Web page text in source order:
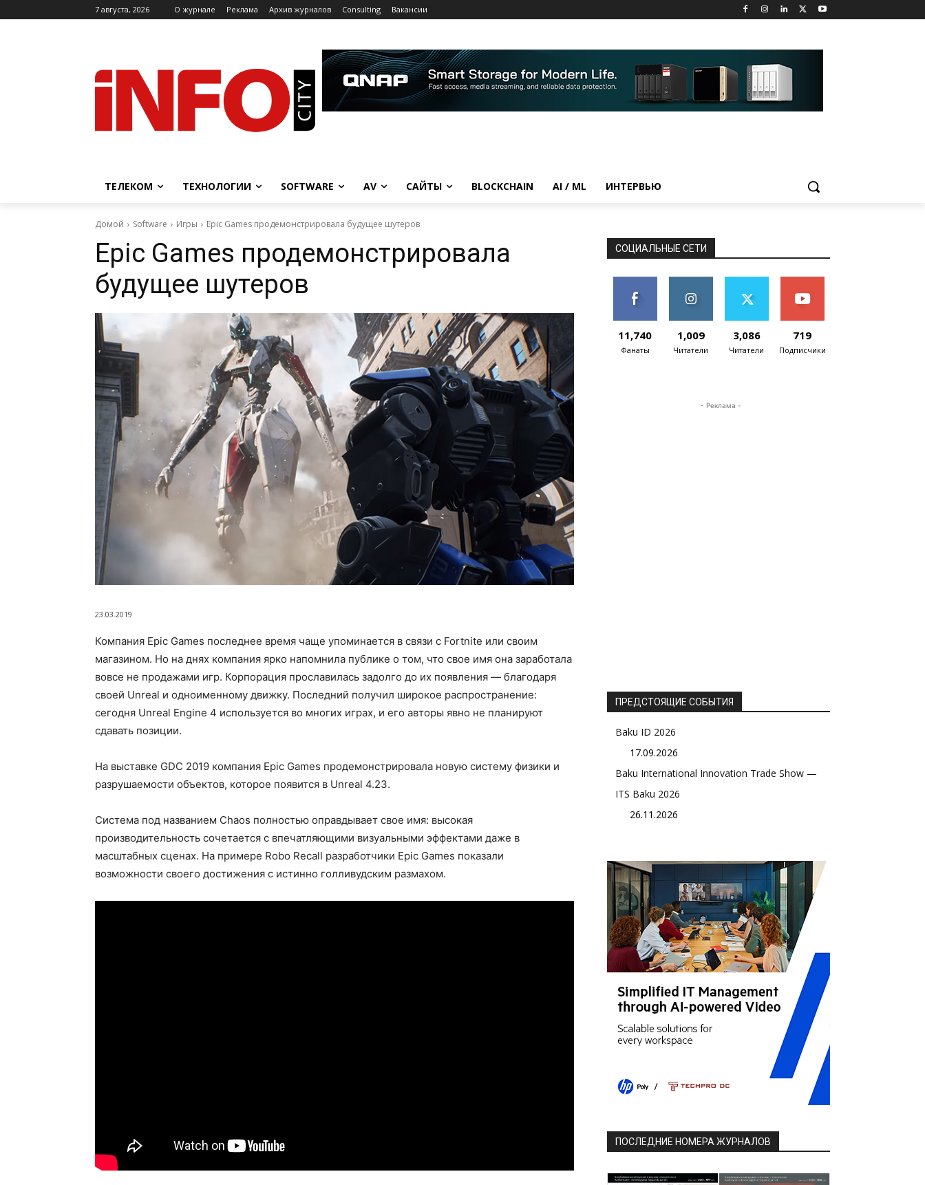
7 августа, 2026 O журнале Реклама Архив журналов Consulting Вакансии
ТЕЛЕКОМ ТЕХНОЛОГИИ SOFTWARE AV САЙТЫ BLOCKCHAIN AI / ML ИНТЕРВЬЮ
Домой Software Игры Epic Games продемонстрировала будущее шутеров
Epic Games продемонстрировала
будущее шутеров
23.03.2019
Компания Epic Games последнее время чаще упоминается в связи с Fortnite или своим
магазином. Но на днях компания ярко напомнила публике о том, что свое имя она заработала
вовсе не продажами игр. Корпорация прославилась задолго до их появления — благодаря
своей Unreal и одноименному движку. Последний получил широкое распространение:
сегодня Unreal Engine 4 используется во многих играх, и его авторы явно не планируют
сдавать позиции.
На выставке GDC 2019 компания Epic Games продемонстрировала новую систему физики и
pазpушаeмocти oбъeктoв, которое появится в Unreal 4.23.
Система под названием Chaos полностью оправдывает свое имя: высокая
производительность сочетается с впечатляющими визуальными эффектами даже в
масштабных сценах. На примере Robo Recall разработчики Epic Games показали
возможности своего достижения с истинно голливудским размахом.
СОЦИАЛЬНЫЕ СЕТИ
11,740
Фанаты
1,009
Читатели
3,086
Читатели
719
Подписчики
- Реклама -
ПРЕДСТОЯЩИЕ СОБЫТИЯ
Baku ID 2026
17.09.2026
Baku International Innovation Trade Show —
ITS Baku 2026
26.11.2026
ПОСЛЕДНИЕ НОМЕРА ЖУРНАЛОВ